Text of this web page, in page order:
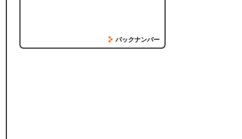
バックナンバー